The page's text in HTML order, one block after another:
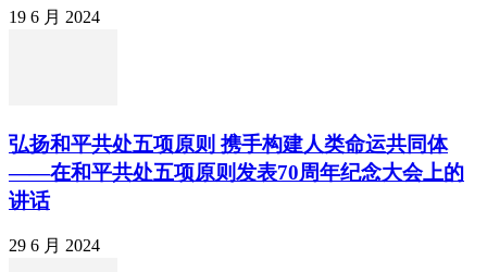
19 6 月 2024
弘扬和平共处五项原则 携手构建人类命运共同体
——在和平共处五项原则发表70周年纪念大会上的
讲话
29 6 月 2024